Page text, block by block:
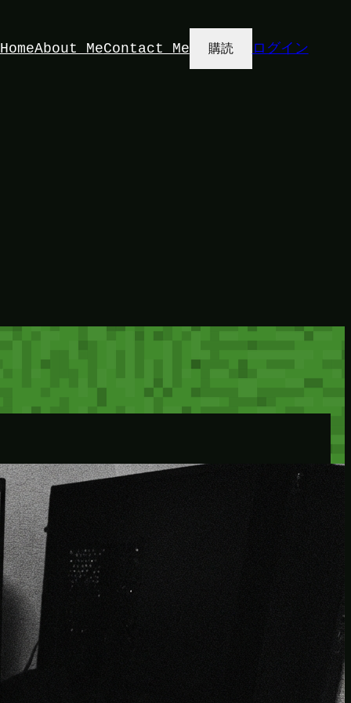
HomeAbout MeContact Me 購読 ログイン
こんにちは !
I’m Lex, a Salesforce consultant/engineer based in
リンクInstagram LinkedIn
入会する